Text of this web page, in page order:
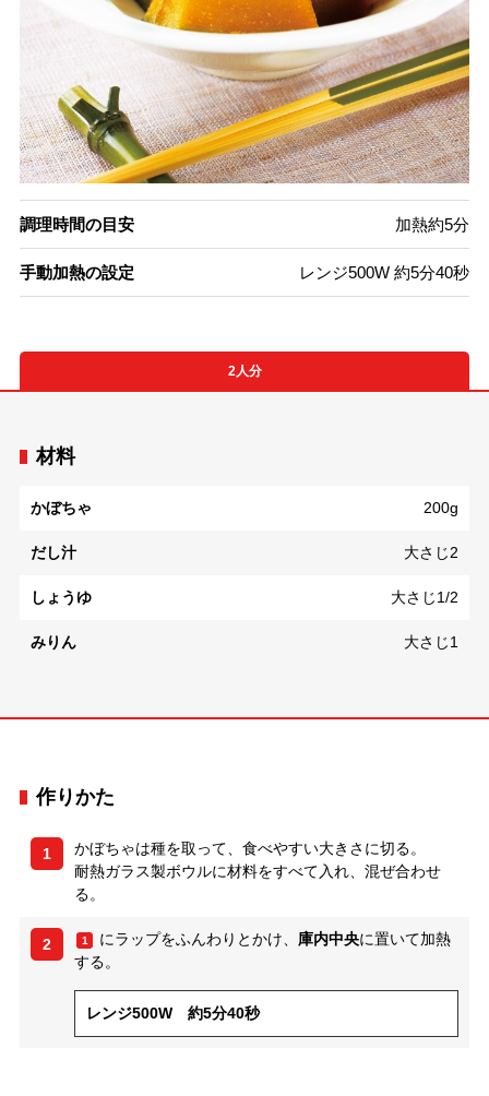
調理時間の目安 加熱約5分
手動加熱の設定 レンジ500W 約5分40秒
2人分
材料
かぼちゃ 200g
だし汁 大さじ2
しょうゆ 大さじ1/2
みりん 大さじ1
作りかた
1
かぼちゃは種を取って、食べやすい大きさに切る。
耐熱ガラス製ボウルに材料をすべて入れ、混ぜ合わせ
る。
2 1 にラップをふんわりとかけ、 庫内中央に置いて加熱
する。
レンジ500W 約5分40秒